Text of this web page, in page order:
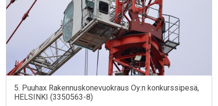
5. Puuhax Rakennuskonevuokraus Oy:n konkurssipesä,
HELSINKI (3350563-8)